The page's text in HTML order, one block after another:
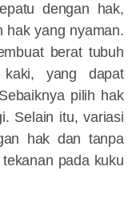
dengan hak,
hak yang nyaman.
berat tubuh
yang dapat
pilih hak
Selain itu, variasi
hak dan tanpa
pada kuku